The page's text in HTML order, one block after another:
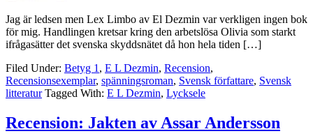
Jag är ledsen men Lex Limbo av El Dezmin var verkligen ingen bok
för mig. Handlingen kretsar kring den arbetslösa Olivia som starkt
ifrågasätter det svenska skyddsnätet då hon hela tiden […]
Filed Under: Betyg 1 , E L Dezmin, Recension,
Recensionsexemplar, spänningsroman, Svensk författare, Svensk
litteratur Tagged With: E L Dezmin, Lycksele
Recension: Jakten av Assar Andersson